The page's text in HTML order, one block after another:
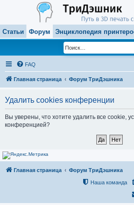
Статьи Форум Энциклопедия
FAQ
Главная страница Форум ТриДэшника
Удалить cookies конференции
Вы уверены, что хотите удалить все cookie,
конференцией?
Главная страница Форум ТриДэшника
Наша команда